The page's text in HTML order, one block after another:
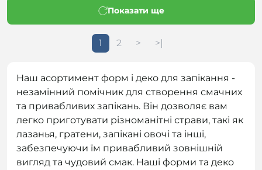
Показати ще
1 2 > >|
Наш асортимент форм і деко для запікання -
незамінний помічник для створення смачних
та привабливих запікань. Він дозволяє вам
легко приготувати різноманітні страви, такі як
лазанья, гратени, запікані овочі та інші,
забезпечуючи їм привабливий зовнішній
вигляд та чудовий смак. Наші форми та деко